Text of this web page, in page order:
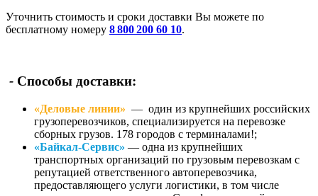
Уточнить стоимость и сроки доставки Вы можете по
бесплатному номеру 8 800 200 60 10.
- Способы доставки:
«Деловые линии» — один из крупнейших российских
грузоперевозчиков, специализируется на перевозке
сборных грузов. 178 городов с терминалами!;
«Байкал-Сервис» — одна из крупнейших
транспортных организаций по грузовым перевозкам с
репутацией ответственного автоперевозчика,
предоставляющего услуги логистики, в том числе